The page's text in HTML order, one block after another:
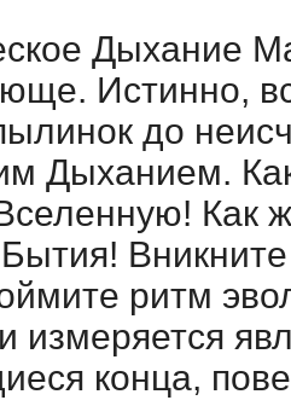
Дыхание
Истинно,
до
Дыханием.
Как
ритм
измеряется
конца,